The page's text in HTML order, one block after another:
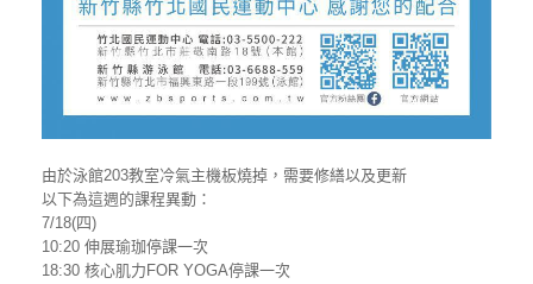
由於泳館203教室冷氣主機板燒掉，需要修繕以及更新
以下為這週的課程異動：
7/18(四)
10:20 伸展瑜珈停課一次
18:30 核心肌力FOR YOGA停課一次